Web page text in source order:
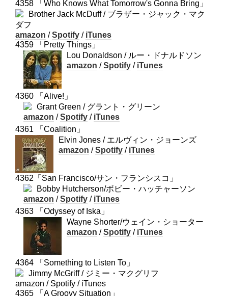
4358 「Who Knows What Tomorrow's Gonna Bring」
Brother Jack McDuff / ブラザー・ジャック・マク
ダフ
amazon /Spotify / iTunes
4359 「Pretty Things」
Lou Donaldson / ルー・ドナルドソン
amazon /Spotify / iTunes
4360 「Alive!」
Grant Green / グラント・グリーン
amazon /Spotify / iTunes
4361 「Coalition」
Elvin Jones / エルヴィン・ジョーンズ
amazon /Spotify / iTunes
4362「San Francisco/サン・フランシスコ」
Bobby Hutcherson/ボビー・ハッチャーソン
amazon /Spotify / iTunes
4363 「Odyssey of Iska」
Wayne Shorter/ウェイン・ショーター
amazon /Spotify / iTunes
4364 「Something to Listen To」
Jimmy McGriff / ジミー・マクグリフ
amazon / Spotify / iTunes
4365 「A Groovy Situation」